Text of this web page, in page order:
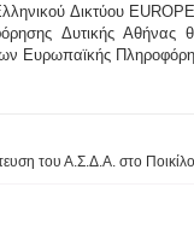
Δικτύου
Δυτικής Αθήνας
Ευρωπαϊκής
του Α.Σ.Δ.Α. στο